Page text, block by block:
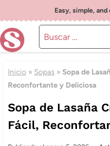
al
contenido
Easy, simple,
Buscar:
Inicio » Sopas» Sopa de
Reconfortante y Deliciosa
Sopa de Lasaña
Fácil,